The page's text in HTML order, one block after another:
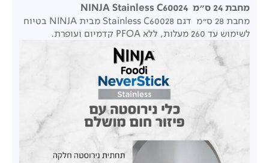
מחבת 24 ס"מ NINJA Stainless C60024
מחבת 28 ס"מ דגם Stainless C60028 מבית NINJA בטיוח
לשימוש עד 260 מעלות, ללא PFOA קדמיום ועופרת.